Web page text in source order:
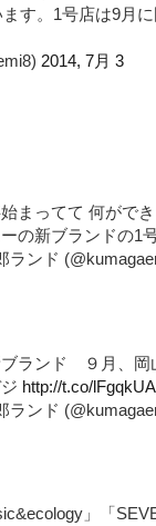
す。1号店は9月
2014, 7月 3
まってて 何がで
の新ブランドの1
ンド
ランド ９月、岡
http://t.co/
ンド
」「